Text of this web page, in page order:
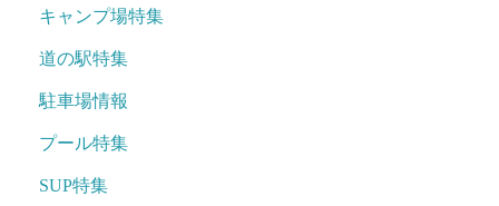
キャンプ場特集
道の駅特集
駐車場情報
プール特集
SUP特集